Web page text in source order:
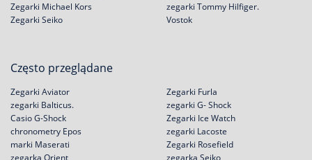
Zegarki Michael Kors
Zegarki Seiko
zegarki Tommy Hilfiger.
Vostok
Często przeglądane
Zegarki Aviator
zegarki Balticus.
Casio G-Shock
chronometry Epos
Zegarki Furla
zegarki G- Shock
Zegarki Ice Watch
zegarki Lacoste
marki Maserati
zegarka Orient
Zegarki Rosefield
zegarka Seiko